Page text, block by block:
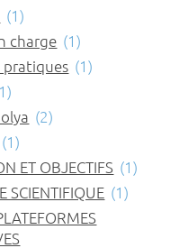
(1)
charge (1)
(1)
(2)
(1)
ET OBJECTIFS (1)
SCIENTIFIQUE (1)